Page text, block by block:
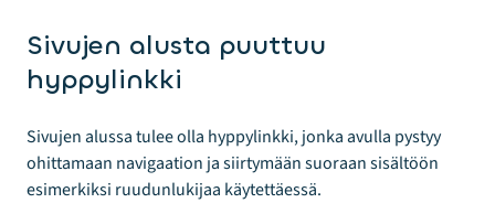
Sivujen alusta puuttuu
hyppylinkki
Sivujen alussa tulee olla hyppylinkki, jonka avulla pystyy
ohittamaan navigaation ja siirtymään suoraan sisältöön
esimerkiksi ruudunlukijaa käytettäessä.